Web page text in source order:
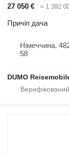
27 050 €
≈ 1 392
Причіп дача
Німеччина, 48249 Dümo Caravans (Gausepatt)
58
DUMO